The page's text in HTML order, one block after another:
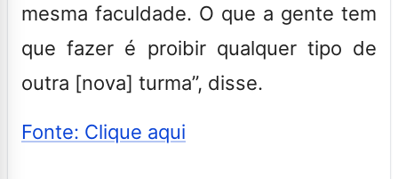
mesma faculdade. O que a gente tem
que fazer é proibir qualquer tipo de
outra [nova] turma”, disse.
Fonte: Clique aqui